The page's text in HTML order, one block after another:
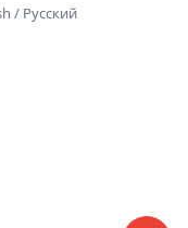
/ Русский